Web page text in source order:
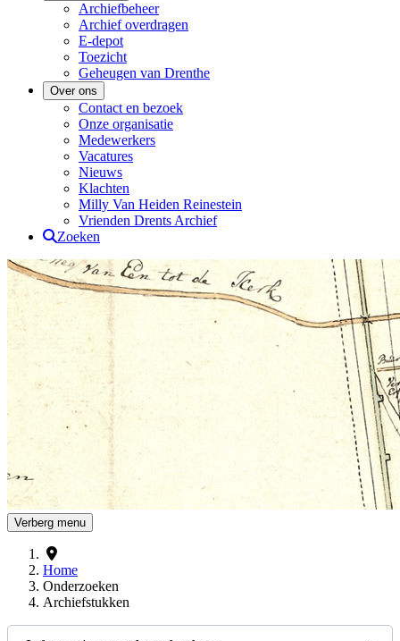
Archiefbeheer
Archief overdragen
E-depot
Toezicht
Geheugen van Drenthe
Over ons
Contact en bezoek
Onze organisatie
Medewerkers
Vacatures
Nieuws
Klachten
Milly Van Heiden Reinestein
Vrienden Drents Archief
Zoeken
Drents Archief
Verberg menu
Home
Onderzoeken
Archiefstukken